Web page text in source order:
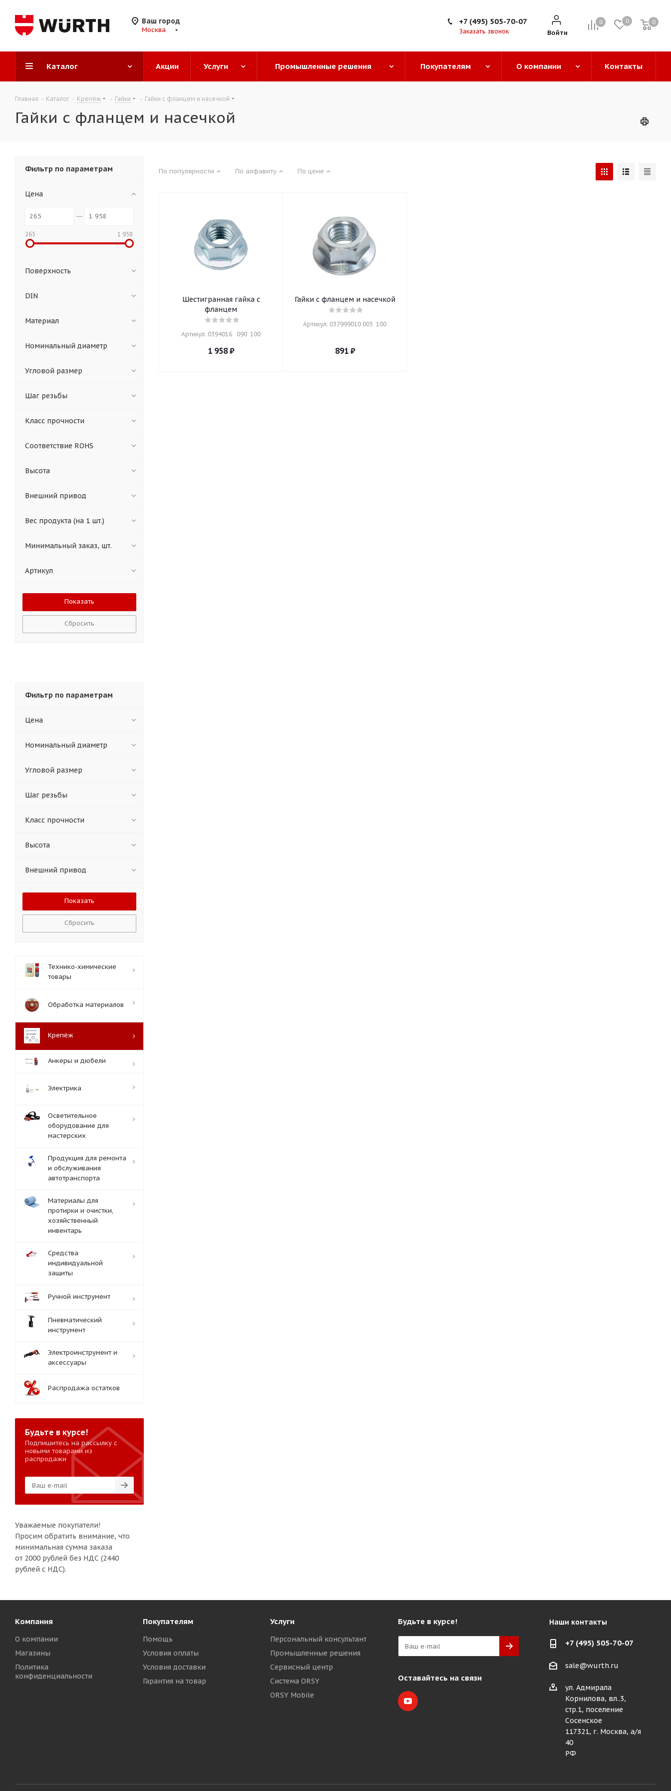
Ваш город
Москва
0 0 0
0
Войти
+7 (495) 505-70-07
Заказать звонок
Каталог Акции Услуги Промышленные решения Покупателям О компании Контакты
Главная - Каталог - Крепёж - Гайки - Гайки с фланцем и насечкой
Гайки с фланцем и насечкой
По популярности По алфавиту По цене
Шестигранная гайка с
фланцем
Артикул: 0394016   090  100
1 958₽
Гайки с фланцем и насечкой
Артикул: 037999010 005  100
891₽
Фильтр по параметрам
Цена
265 1 958
Поверхность
DIN
Материал
Номинальный диаметр
Угловой размер
Шаг резьбы
Класс прочности
Соответствие ROHS
Высота
Внешний привод
Вес продукта (на 1 шт.)
Минимальный заказ, шт.
Артикул
Сбросить
Фильтр по параметрам
Цена
Номинальный диаметр
Угловой размер
Шаг резьбы
Класс прочности
Высота
Внешний привод
Сбросить
Технико-химические
товары
Обработка материалов
Крепёж
Анкеры и дюбели
Электрика
Осветительное
оборудование для
мастерских
Продукция для ремонта
и обслуживания
автотранспорта
Материалы для
протирки и очистки,
хозяйственный
инвентарь
Средства
индивидуальной
защиты
Ручной инструмент
Пневматический
инструмент
Электроинструмент и
аксессуары
Распродажа остатков
Будьте в курсе!
Подпишитесь на рассылку с
новыми товарами из
распродажи
Уважаемые покупатели!
Просим обратить внимание, что
минимальная сумма заказа
от 2000 рублей без НДС (2440
рублей с НДС).
Компания
О компании
Магазины
Политика
конфиденциальности
Покупателям
Помощь
Условия оплаты
Условия доставки
Гарантия на товар
Услуги
Персональный консультант
Промышленные решения
Сервисный центр
Система ORSY
ORSY Mobile
Будьте в курсе!
Оставайтесь на связи
Наши контакты
+7 (495) 505-70-07
sale@wurth.ru
ул. Адмирала
Корнилова, вл..3,
стр.1, поселение
Сосенское
117321, г. Москва, а/я
40
РФ